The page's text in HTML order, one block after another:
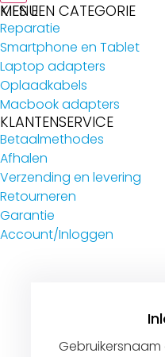
MENU
KIES EEN CATEGORIE
Reparatie
Smartphone en Tablet
Laptop adapters
Oplaadkabels
Macbook adapters
KLANTENSERVICE
Betaalmethodes
Afhalen
Verzending en levering
Retourneren
Garantie
Account/Inloggen